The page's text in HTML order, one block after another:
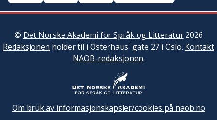
© Det Norske Akademi for Språk og Litteratur2026
Redaksjonen holder til i Osterhaus' gate 27 i Oslo. Kontakt
NAOB-redaksjonen.
Om bruk av informasjonskapsler/cookies på naob.no